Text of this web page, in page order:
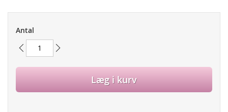
Antal
Læg i kurv